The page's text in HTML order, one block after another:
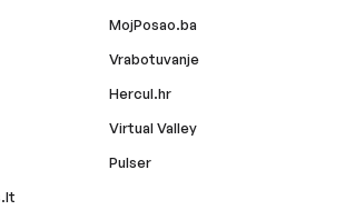
MojPosao.ba
Vrabotuvanje
Hercul.hr
Virtual Valley
Pulser